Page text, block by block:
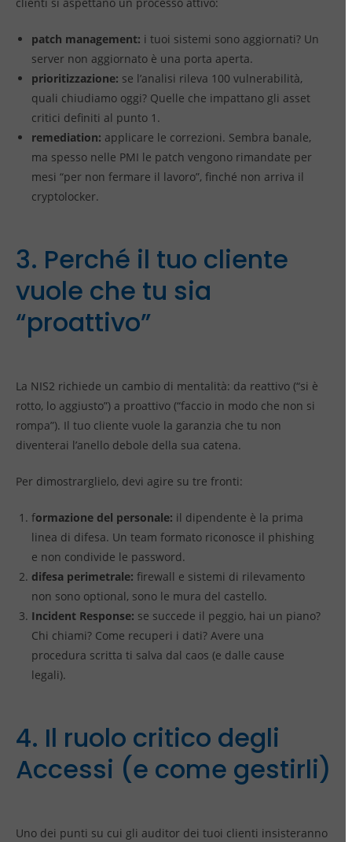
patch management: i tuoi sistemi sono aggiornati? Un
server non aggiornato è una porta aperta.
prioritizzazione: se l’analisi rileva 100 vulnerabilità,
quali chiudiamo oggi? Quelle che impattano gli asset
critici definiti al punto 1.
remediation: applicare le correzioni. Sembra banale,
ma spesso nelle PMI le patch vengono rimandate per
mesi “per non fermare il lavoro”, finché non arriva il
cryptolocker.
3. Perché il tuo cliente
vuole che tu sia
“proattivo”
La NIS2 richiede un cambio di mentalità: da reattivo (“si è
rotto, lo aggiusto”) a proattivo (“faccio in modo che non si
rompa”). Il tuo cliente vuole la garanzia che tu non
diventerai l’anello debole della sua catena.
Per dimostrarglielo, devi agire su tre fronti:
formazione del personale: il dipendente è la prima
linea di difesa. Un team formato riconosce il phishing
e non condivide le password.
difesa perimetrale: firewall e sistemi di rilevamento
non sono optional, sono le mura del castello.
Incident Response: se succede il peggio, hai un piano?
Chi chiami? Come recuperi i dati? Avere una
procedura scritta ti salva dal caos (e dalle cause
legali).
4. Il ruolo critico degli
Accessi (e come gestirli)
Uno dei punti su cui gli auditor dei tuoi clienti insisteranno